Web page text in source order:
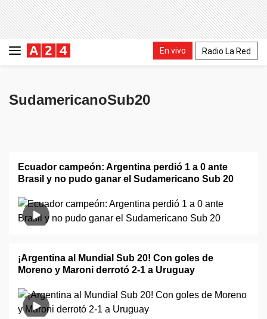
En vivo Radio La Red
SudamericanoSub20
Ecuador campeón: Argentina perdió 1 a 0 ante
Brasil y no pudo ganar el Sudamericano Sub 20
¡Argentina al Mundial Sub 20! Con goles de
Moreno y Maroni derrotó 2-1 a Uruguay